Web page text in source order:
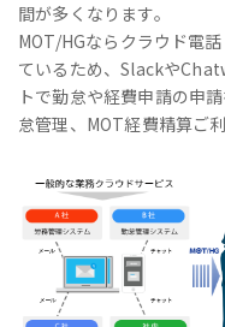
間が多くなります。
MOT/HGならクラウド電
ているため、Slackや
トで勤怠や経費申請の申
怠管理、MOT経費精算ご利